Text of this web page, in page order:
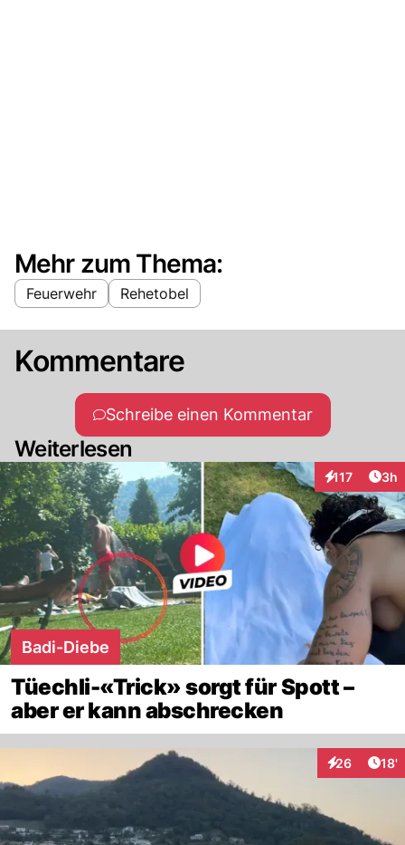
Mehr zum Thema:
Feuerwehr Rehetobel
Kommentare
Schreibe einen Kommentar
Weiterlesen
117
Interaktionen
3h
Badi-Diebe
Tüechli-«Trick» sorgt für Spott –
aber er kann abschrecken
26
Interaktionen
18'